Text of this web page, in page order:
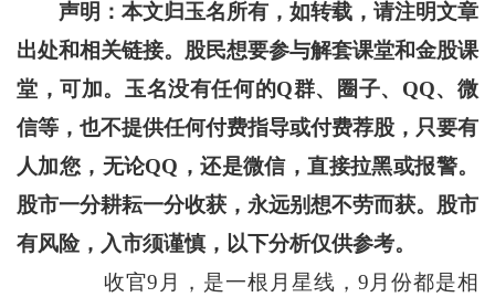
声明：本文归玉名所有，如转载，请注明文章
出处和相关链接。股民想要参与解套课堂和金股课
堂，可加。玉名没有任何的Q群、圈子、QQ、微
信等，也不提供任何付费指导或付费荐股，只要有
人加您，无论QQ，还是微信，直接拉黑或报警。
股市一分耕耘一分收获，永远别想不劳而获。股市
有风险，入市须谨慎，以下分析仅供参考。
收官9月，是一根月星线，9月份都是相